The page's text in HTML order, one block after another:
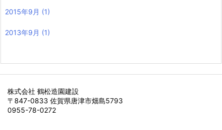
2015年9月 (1)
2013年9月 (1)
株式会社 鶴松造園建設
〒847-0833 佐賀県唐津市畑島5793
0955-78-0272